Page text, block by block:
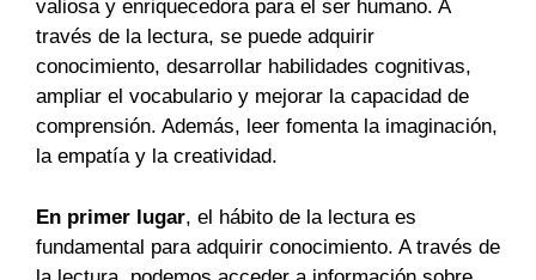
valiosa y enriquecedora para el ser humano. A
través de la lectura, se puede adquirir
conocimiento, desarrollar habilidades cognitivas,
ampliar el vocabulario y mejorar la capacidad de
comprensión. Además, leer fomenta la imaginación,
la empatía y la creatividad.
En primer lugar, el hábito de la lectura es
fundamental para adquirir conocimiento. A través de